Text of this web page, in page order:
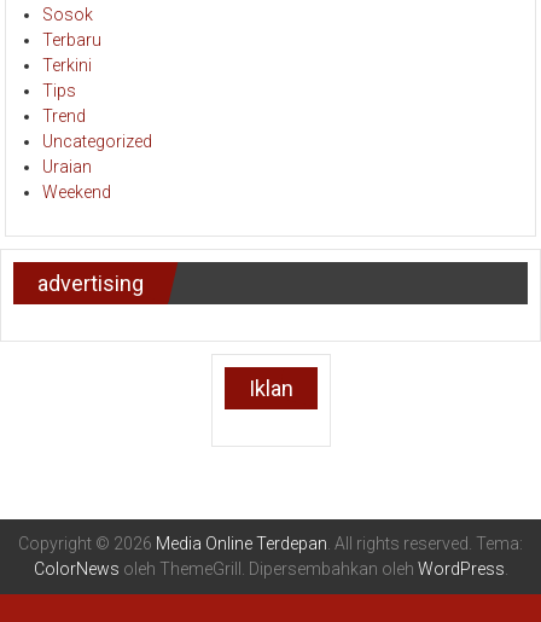
Sosok
Terbaru
Terkini
Tips
Trend
Uncategorized
Uraian
Weekend
advertising
Iklan
Copyright © 2026 Media Online Terdepan . All rights reserved. Tema:
ColorNews oleh ThemeGrill. Dipersembahkan oleh WordPress